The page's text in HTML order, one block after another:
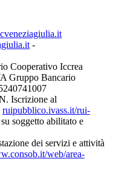
-
Cooperativo Iccrea
Gruppo Bancario
Iscrizione al
ruipubblico.ivass.it/rui-
soggetto abilitato e
dei servizi e attività
web/area-